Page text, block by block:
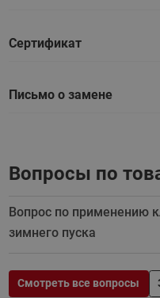
Сертификат
Письмо о замене
Вопросы по
Вопрос по применению
зимнего пуска
Смотреть все вопросы